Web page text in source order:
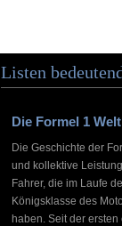
Listen
Die Formel 1
Die Geschichte der
und kollektive
Fahrer, die im Laufe
Königsklasse des
haben. Seit der ersten